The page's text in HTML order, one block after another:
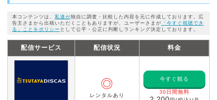
本コンテンツは、 私達が独自に調査・比較した内容を元に作成しております。広
告主さまから出稿いただくこともありますが、ユーザーさまが 「今すぐ視聴でき
る」ことをポリシー として公平・公正に判断しランキング決定しております。
配信サービス 配信状況 料金
◎
レンタルあり
今すぐ観る
30日間無料